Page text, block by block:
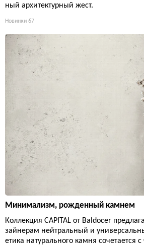
ный архитектурный жест.
Новинки 67
Минимализм, рожденный камнем
Коллекция CAPITAL от Baldocer
зайнерам нейтральный и
етика натурального камня сочетается